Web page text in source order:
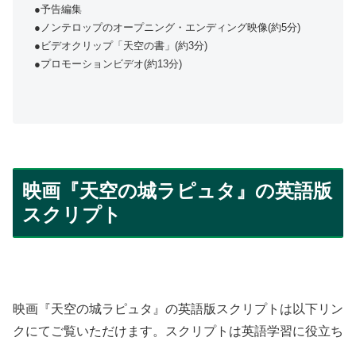
●予告編集
●ノンテロップのオープニング・エンディング映像(約5分)
●ビデオクリップ「天空の書」(約3分)
●プロモーションビデオ(約13分)
映画『天空の城ラピュタ』の英語版
スクリプト
映画『天空の城ラピュタ』の英語版スクリプトは以下リン
クにてご覧いただけます。スクリプトは英語学習に役立ち